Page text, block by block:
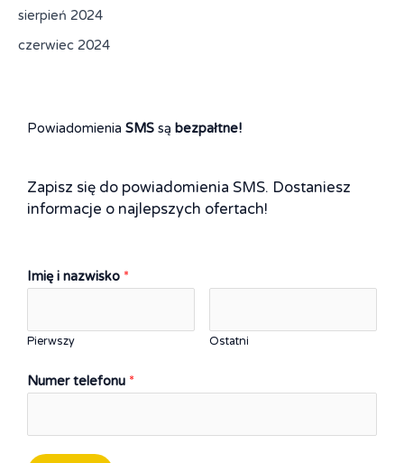
sierpień 2024
czerwiec 2024
Powiadomienia SMS są bezpałtne!
Zapisz się do powiadomienia SMS. Dostaniesz
informacje o najlepszych ofertach!
Imię i nazwisko *
Pierwszy Ostatni
Numer telefonu *